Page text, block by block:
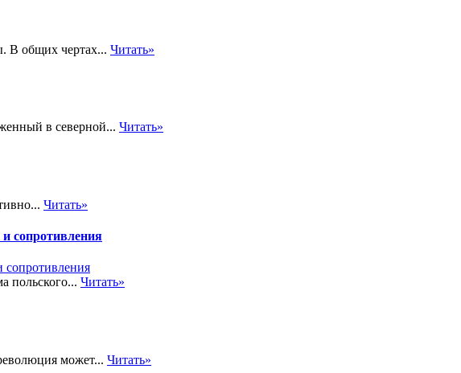
В общих чертах... Читать»
в северной... Читать»
Читать»
сопротивления
польского... Читать»
может... Читать»